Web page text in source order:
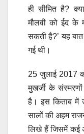
ही सीमित है?
मौलवी को ईद के
सकती है?’ यह
गई थी।
25 जुलाई 2017
मुखर्जी के
है। इस किताब में
सालों की अहम
लिखे हैं जिसमें कई